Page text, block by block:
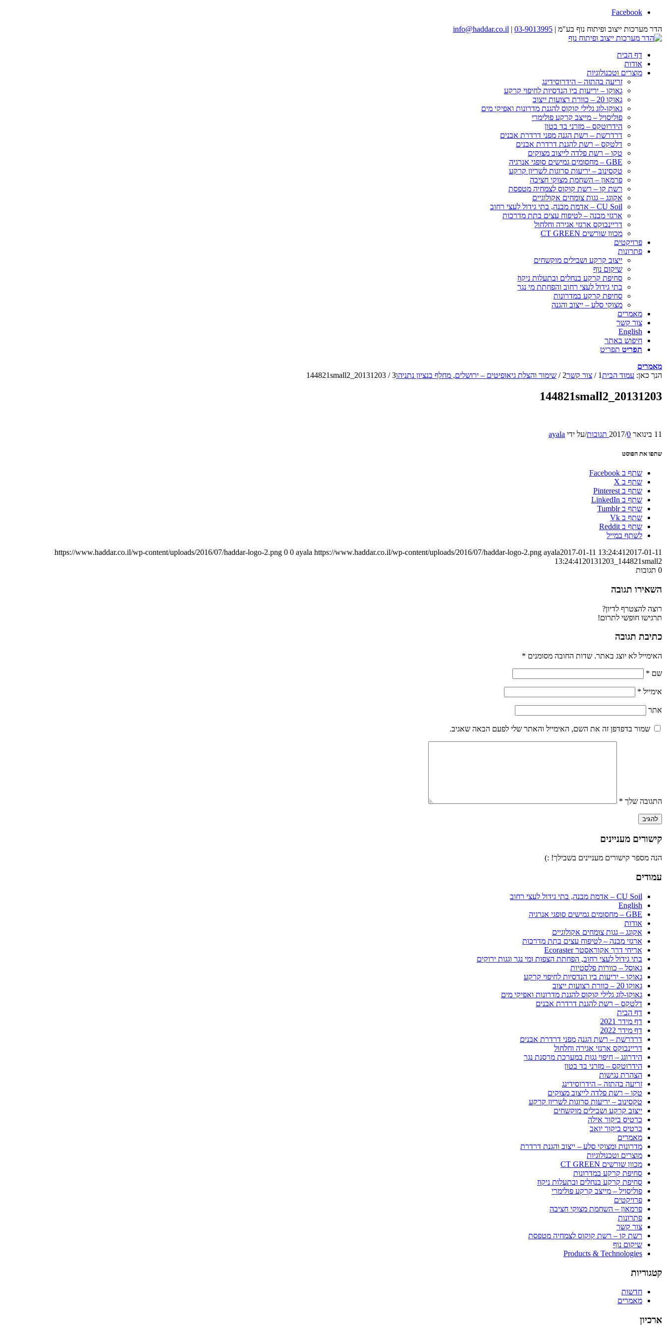
Facebook
הדר מערכות ייצוב ופיתוח נוף בע"מ | 03-9013995
|
info@haddar.co.il
דף הבית
אודות
מוצרים וטכנולוגיות
זריעה בהתזה – הידרוסידינג
גאוקו – יריעות ביו הנדסיות לחיפוי קרקע
גאוקו 20 – כוורת רצועות ייצוב
גאוקו-לוג גלילי קוקוס להגנת מדרונות ואפיקי מים
פוליסויל – מייצב קרקע פולימרי
הידרוטקס – מזרני בד בטון
דרדרשת – רשת הגנה מפני דרדרת אבנים
דלטקס – רשת להגנת דרדרת אבנים
טקו – רשת פלדה לייצוב מצוקים
GBE – מחסומים גמישים סופגי אנרגיה
טקסינוב – יריעות סרוגות לשריון קרקע
פרמאון – השחמת מצוקי חציבה
רשת קו – רשת קוקוס לצמחיה מטפסת
אקוגג – גגות צומחים אקולוגיים
CU Soil – אדמת מבנה, בתי גידול לעצי רחוב
ארגזי מבנה – לטיפוח עצים בתת מדרכות
דריינבוקס ארגזי אגירה וחלחול
מכוון שורשים CT GREEN
פרויקטים
פתרונות
ייצוב קרקע ושבילים מוקשחים
שיקום נוף
סחיפת קרקע בנחלים ובתעלות ניקוז
בתי גידול לעצי רחוב והפחתת מי נגר
סחיפת קרקע במדרונות
מצוקי סלע – ייצוב והגנה
מאמרים
צור קשר
English
חיפוש באתר
תפריט תפריט
מאמרים
הנך כאן: עמוד הבית1
/ צור קשר2
/ שימור והצלת גיאופיטים – ירושלים, מחלף בנציון נתניהו3
/
20131203_144821small2
20131203_144821small2
11 בינואר 2017 /0 תגובות /על ידי ayala
שתפו את הפוסט
שתף ב Facebook
שתף ב X
שתף ב Pinterest
שתף ב LinkedIn
שתף ב Tumblr
שתף ב Vk
שתף ב Reddit
לשתף במייל
https://www.haddar.co.il/wp-content/uploads/2016/07/haddar-logo-2.png 0 0 ayala https://www.haddar.co.il/wp-content/uploads/2016/07/haddar-logo-2.png ayala2017-01-11 13:24:41 2017-01-11
13:24:41 20131203_144821small2
0 תגובות
השאירו תגובה
רוצה להצטרף לדיון?
תרגישו חופשי לתרום!
כתיבת תגובה
האימייל לא יוצג באתר. שדות החובה מסומנים *
שם *
אימייל *
אתר
שמור בדפדפן זה את השם, האימייל והאתר שלי לפעם הבאה שאגיב.
התגובה שלך *
קישורים מעניינים
הנה מספר קישורים מעניינים בשבילך! :)
עמודים
CU Soil – אדמת מבנה, בתי גידול לעצי רחוב
English
GBE – מחסומים גמישים סופגי אנרגיה
אודות
אקוגג – גגות צומחים אקולוגיים
ארגזי מבנה – לטיפוח עצים בתת מדרכות
אריחי דרך אקוראסטר Ecoraster
בתי גידול לעצי רחוב, הפחתת הצפות ומי נגר וגגות ירוקים
גאוסל – כוורות פלסטיות
גאוקו – יריעות ביו הנדסיות לחיפוי קרקע
גאוקו 20 – כוורת רצועות ייצוב
גאוקו-לוג גלילי קוקוס להגנת מדרונות ואפיקי מים
דלטקס – רשת להגנת דרדרת אבנים
דף הבית
דף מידר 2021
דף מידר 2022
דרדרשת – רשת הגנה מפני דרדרת אבנים
דריינבוקס ארגזי אגירה וחלחול
הידרוגג – חיפוי גגות במערכת מרסנת נגר
הידרוטקס – מזרני בד בטון
הצהרת נגישות
זריעה בהתזה – הידרוסידינג
טקו – רשת פלדה לייצוב מצוקים
טקסינוב – יריעות סרוגות לשריון קרקע
ייצוב קרקע ושבילים מוקשחים
כרטיס ביקור אילה
כרטיס ביקור יואב
מאמרים
מדרונות ומצוקי סלע – ייצוב והגנת דרדרת
מוצרים וטכנולוגיות
מכוון שורשים CT GREEN
סחיפת קרקע במדרונות
סחיפת קרקע בנחלים ובתעלות ניקוז
פוליסויל – מייצב קרקע פולימרי
פרויקטים
פרמאון – השחמת מצוקי חציבה
פתרונות
צור קשר
רשת קו – רשת קוקוס לצמחיה מטפסת
שיקום נוף
Products & Technologies
קטגוריות
חדשות
מאמרים
ארכיון